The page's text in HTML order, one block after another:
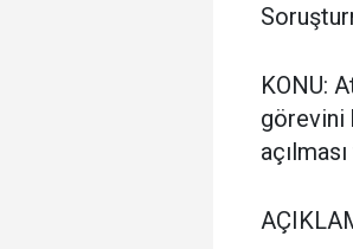
KONU:
görevini